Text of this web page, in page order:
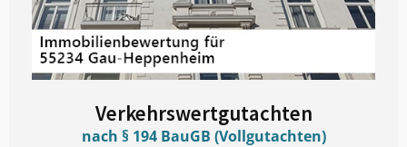
Verkehrswertgutachten
nach § 194 BauGB (Vollgutachten)